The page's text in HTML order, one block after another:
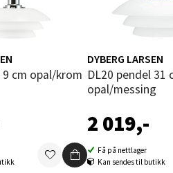
9 cm opal/krom
DYBERG LARSEN
DL20 pendel 31 cm
opal/messing
2 019,-
Få på nettlager
Kan sendes til butikk